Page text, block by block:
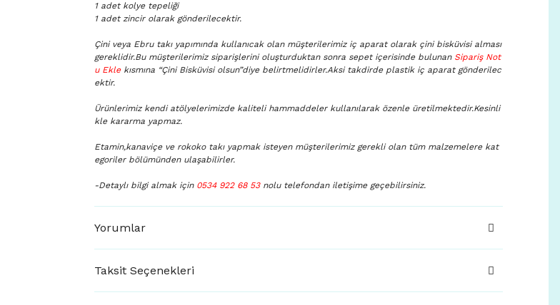
1 adet kolye tepeliği
1 adet zincir olarak gönderilecektir.
Çini veya Ebru takı yapımında kullanıcak olan müşterilerimiz iç aparat olarak çini bisküvisi alması
gereklidir.Bu müşterilerimiz siparişlerini oluşturduktan sonra sepet içerisinde bulunan Sipariş Not
u Ekle kısmına “Çini Bisküvisi olsun”diye belirtmelidirler.Aksi takdirde plastik iç aparat gönderilec
ektir.
Ürünlerimiz kendi atölyelerimizde kaliteli hammaddeler kullanılarak özenle üretilmektedir.Kesinli
kle kararma yapmaz.
Etamin,kanaviçe ve rokoko takı yapmak isteyen müşterilerimiz gerekli olan tüm malzemelere kat
egoriler bölümünden ulaşabilirler.
-Detaylı bilgi almak için 0534 922 68 53 nolu telefondan iletişime geçebilirsiniz.
Yorumlar
Taksit Seçenekleri